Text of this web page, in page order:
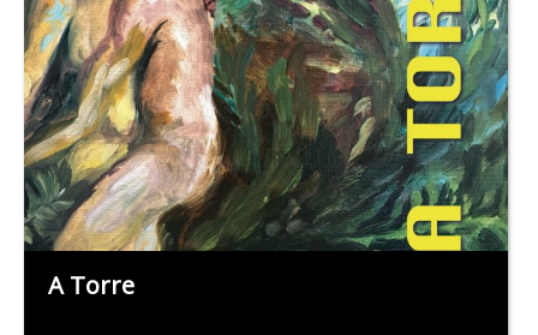
A Torre